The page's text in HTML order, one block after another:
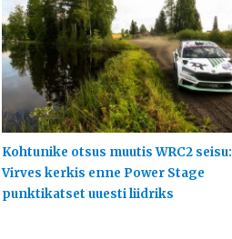
Kohtunike otsus muutis WRC2 seisu:
Virves kerkis enne Power Stage
punktikatset uuesti liidriks